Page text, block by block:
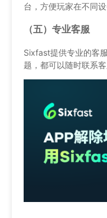
台，方便玩家在不同设
（五）专业客服
Sixfast提供专业的客
题，都可以随时联系